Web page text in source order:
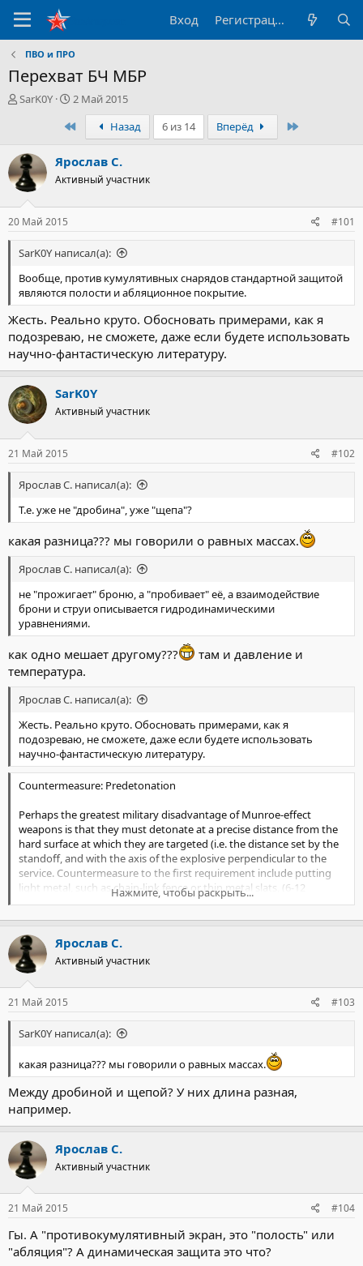
Вход Регистрация
ПВО и ПРО
Перехват БЧ МБР
А
р
т
е
м
ы
SarK0Y
Д
т
н
а
ч
2 Май 2015
ПервыйНазад 6 из 14 Вперёд
Ярослав С.
Активный участник
20 Май 2015 #101
SarK0Y написал(а):
Вообще, против кумулятивных снарядов стандартной защитой
являются полости и абляционное покрытие.
Жесть. Реально круто. Обосновать примерами, как я
подозреваю, не сможете, даже если будете использовать
научно-фантастическую литературу.
SarK0Y
Активный участник
21 Май 2015 #102
Ярослав С. написал(а):
Т.е. уже не "дробина", уже "щепа"?
какая разница??? мы говорили о равных массах.
Ярослав С. написал(а):
не "прожигает" броню, а "пробивает" её, а взаимодействие
брони и струи описывается гидродинамическими
уравнениями.
как одно мешает другому???
там и давление и
температура.
Ярослав С. написал(а):
Жесть. Реально круто. Обосновать примерами, как я
подозреваю, не сможете, даже если будете использовать
научно-фантастическую литературу.
Countermeasure: Predetonation
Perhaps the greatest military disadvantage of Munroe-effect
weapons is that they must detonate at a precise distance from the
hard surface at which they are targeted (i.e. the distance set by the
standoff, and with the axis of the explosive perpendicular to the
service. Countermeasure to the first requirement include putting
light metal, such as chain-link fence or thin metal slats, (6-12
inches/152-310 mm) in front of the target. This lightweight material
will often, but not always cause the explosive to predetonate and
the armor-piercing jet not to form.
http://en.citizendium.org/wiki/Explosively_formed_projectile
Нажмите, чтобы раскрыть...
Ярослав С.
Активный участник
21 Май 2015 #103
SarK0Y написал(а):
какая разница??? мы говорили о равных массах.
Между дробиной и щепой? У них длина разная,
например.
Ярослав С.
Активный участник
21 Май 2015 #104
Гы. А "противокумулятивный экран, это "полость" или
"абляция"? А динамическая защита это что?